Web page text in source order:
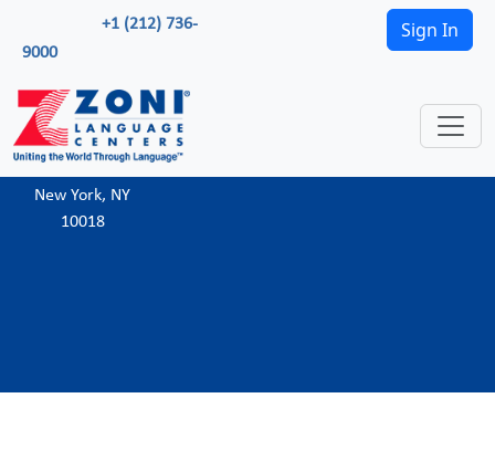
+1 (212) 736-
9000
Sign In
New York, NY
10018